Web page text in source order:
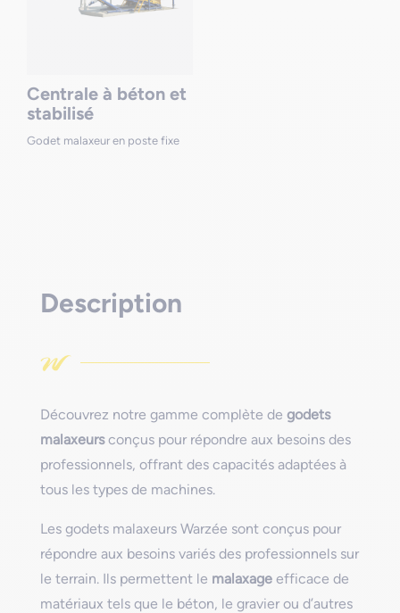
Centrale à béton et
stabilisé
Godet malaxeur en poste fixe
Description
Découvrez notre gamme complète de godets
malaxeursconçus pour répondre aux besoins des
professionnels, offrant des capacités adaptées à
tous les types de machines.
Les godets malaxeurs Warzée sont conçus pour
répondre aux besoins variés des professionnels sur
le terrain. Ils permettent le malaxageefficace de
matériaux tels que le béton, le gravier ou d’autres